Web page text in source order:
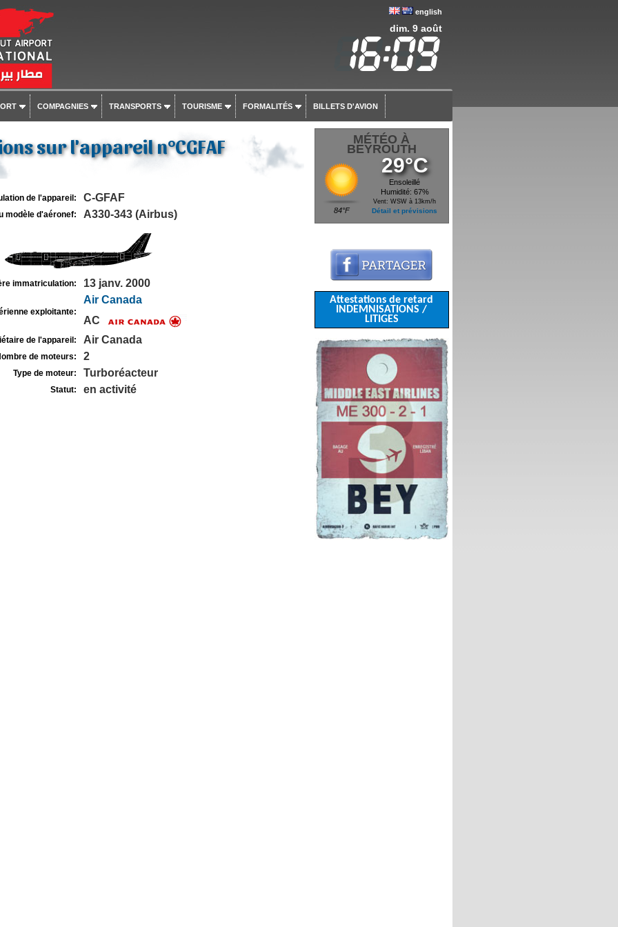
english
dim. 9 août
COMPAGNIES TRANSPORTS TOURISME FORMALITÉS BILLETS D'AVION
sur l'appareil n°CGFAF
de l'appareil: C-GFAF
modèle d'aéronef: A330-343 (Airbus)
immatriculation: 13 janv. 2000
exploitante:
Air Canada
AC
de l'appareil: Air Canada
de moteurs: 2
Type de moteur: Turboréacteur
Statut: en activité
MÉTÉO À
BEYROUTH
84°F
29°C
Ensoleillé
Humidité: 67%
Vent: WSW à 13km/h
Détail et prévisions
Attestations de retard
INDEMNISATIONS /
LITIGES